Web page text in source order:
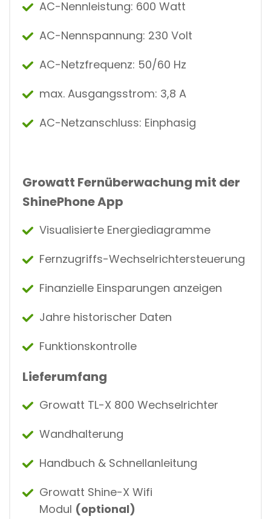
AC-Nennleistung: 600 Watt
AC-Nennspannung: 230 Volt
AC-Netzfrequenz: 50/60 Hz
max. Ausgangsstrom: 3,8 A
AC-Netzanschluss: Einphasig
Growatt Fernüberwachung mit der
ShinePhone App
Visualisierte Energiediagramme
Fernzugriffs-Wechselrichtersteuerung
Finanzielle Einsparungen anzeigen
Jahre historischer Daten
Funktionskontrolle
Lieferumfang
Growatt TL-X 800 Wechselrichter
Wandhalterung
Handbuch & Schnellanleitung
Growatt Shine-X Wifi
Modul (optional)